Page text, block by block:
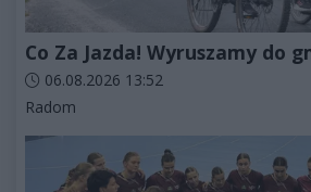
Co Za Jazda! Wyruszamy do
Data dodania artykułu:
06.08.2026 13:52
Kategorie artykułu:
Radom